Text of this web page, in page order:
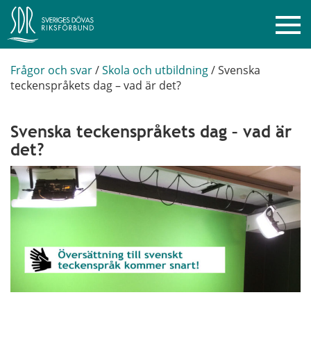
Frågor och svar/Skola och utbildning/Svenska
teckenspråkets dag – vad är det?
Svenska teckenspråkets dag – vad är
det?